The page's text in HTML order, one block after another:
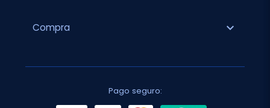
Compra expand_more
Pago seguro: